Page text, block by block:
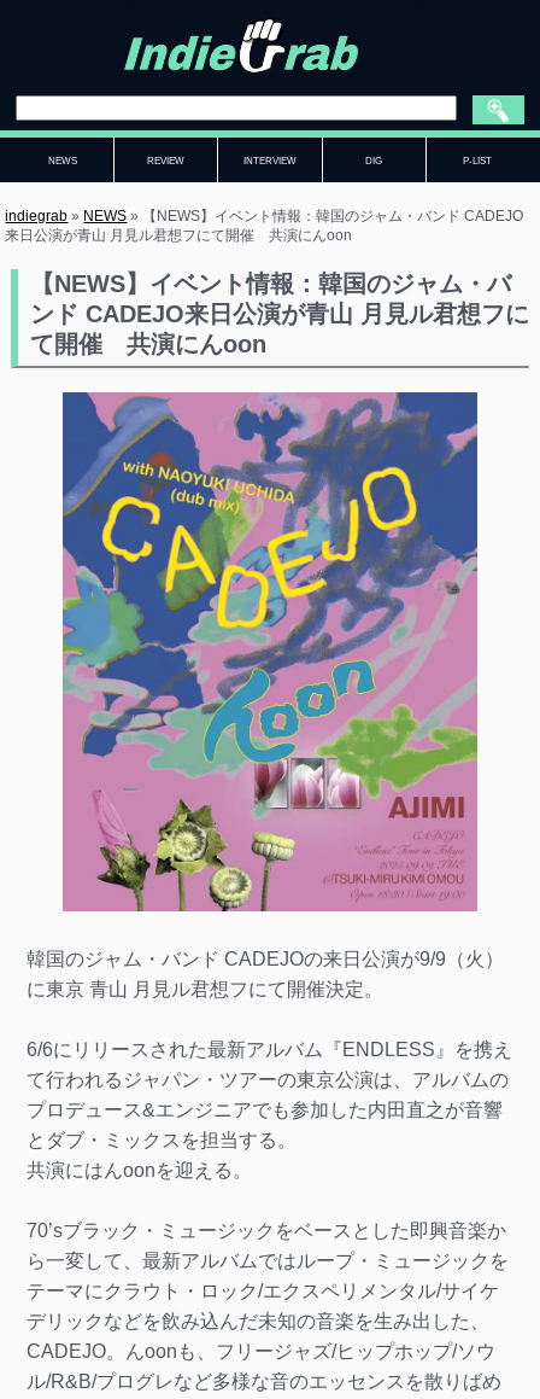
NEWS REVIEW INTERVIEW DIG P-LIST
indiegrab » NEWS »
【NEWS】イベント情報：韓国のジャム・バンド CADEJO
来日公演が青山 月見ル君想フにて開催 共演にんoon
【NEWS】イベント情報：韓国のジャム・バ
ンド CADEJO来日公演が青山 月見ル君想フに
て開催 共演にんoon
韓国のジャム・バンド CADEJOの来日公演が9/9（火）
に東京 青山 月見ル君想フにて開催決定。
6/6にリリースされた最新アルバム『ENDLESS』を携え
て行われるジャパン・ツアーの東京公演は、アルバムの
プロデュース&エンジニアでも参加した内田直之が音響
とダブ・ミックスを担当する。
共演にはんoonを迎える。
70’sブラック・ミュージックをベースとした即興音楽か
ら一変して、最新アルバムではループ・ミュージックを
テーマにクラウト・ロック/エクスペリメンタル/サイケ
デリックなどを飲み込んだ未知の音楽を生み出した、
CADEJO。んoonも、フリージャズ/ヒップホップ/ソウ
ル/R&B/プログレなど多様な音のエッセンスを散りばめ